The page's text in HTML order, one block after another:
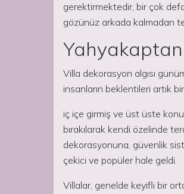
gerektirmektedir, bir çok
gözünüz arkada kalmadan
Villa dekorasyon algısı
insanların beklentileri artık
iç içe girmiş ve üst üste
bırakılarak kendi özelinde
dekorasyonuna, güvenlik
çekici ve popüler hale geldi.
Villalar, genelde keyifli bir